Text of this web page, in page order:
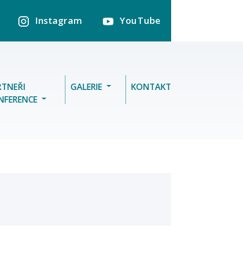
Instagram YouTube
GALERIE KONTAKT